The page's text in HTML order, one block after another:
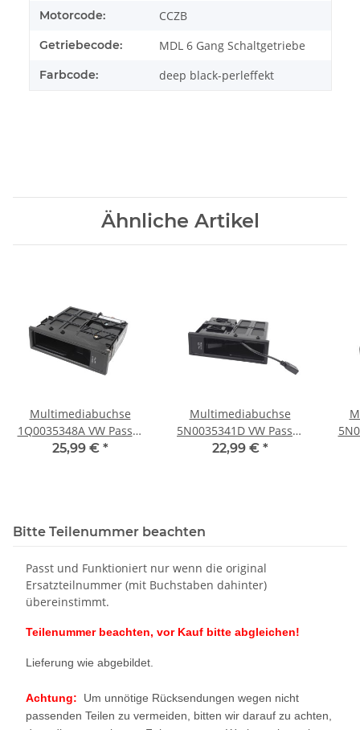
Motorcode: CCZB
Getriebecode: MDL 6 Gang Schaltgetriebe
Farbcode: deep black-perleffekt
Ähnliche Artikel
Multimediabuchse
1Q0035348A VW Passat
3C B7 Golf 6 Eos Media
25,99 € *
Multimediabuchse
5N0035341D VW Passat
3C B7 Golf 6 Steuergerät
22,99 € *
Bitte Teilenummer beachten
Passt und Funktioniert nur wenn die original
Ersatzteilnummer (mit Buchstaben dahinter)
übereinstimmt.
Teilenummer beachten, vor Kauf bitte abgleichen!
Lieferung wie abgebildet.
Achtung: Um unnötige Rücksendungen wegen nicht
passenden Teilen zu vermeiden, bitten wir darauf zu achten,